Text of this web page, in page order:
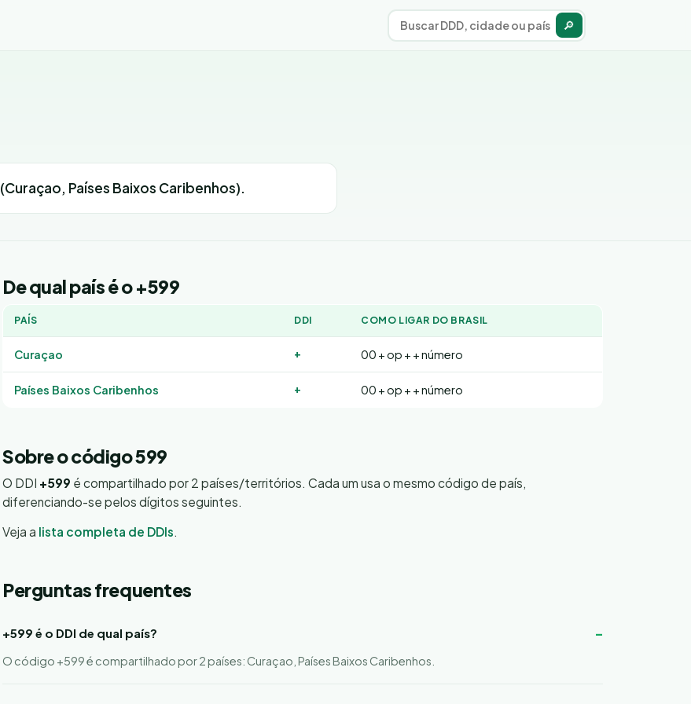
🔎
(Curaçao, Países Baixos Caribenhos).
De qual país é o +599
PAÍS DDI COMO LIGAR DO BRASIL
Curaçao + 00 + op + + número
Países Baixos Caribenhos + 00 + op + + número
Sobre o código 599
O DDI +599 é compartilhado por 2 países/territórios. Cada um usa o mesmo código de país,
diferenciando-se pelos dígitos seguintes.
Veja a lista completa de DDIs.
Perguntas frequentes
+599 é o DDI de qual país?
O código +599 é compartilhado por 2 países: Curaçao, Países Baixos Caribenhos.